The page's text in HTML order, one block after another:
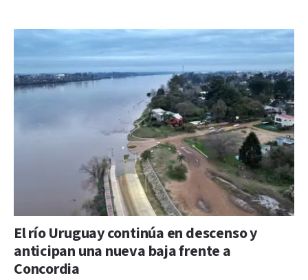
El río Uruguay continúa en descenso y
anticipan una nueva baja frente a
Concordia